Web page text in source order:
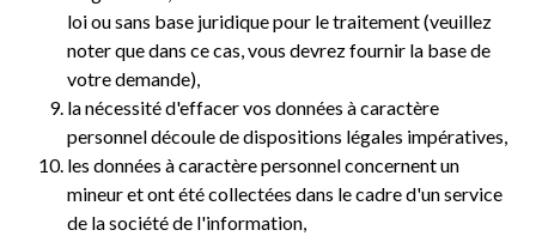
loi ou sans base juridique pour le traitement (veuillez
noter que dans ce cas, vous devrez fournir la base de
votre demande),
la nécessité d'effacer vos données à caractère
personnel découle de dispositions légales impératives,
les données à caractère personnel concernent un
mineur et ont été collectées dans le cadre d'un service
de la société de l'information,